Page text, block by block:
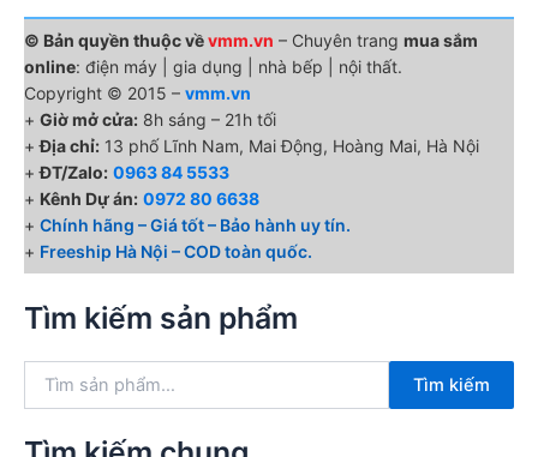
© Bản quyền thuộc vềvmm.vn – Chuyên trang mua sắm
online: điện máy | gia dụng | nhà bếp | nội thất.
Copyright © 2015 – vmm.vn
+ Giờ mở cửa: 8h sáng – 21h tối
+Địa chỉ: 13 phố Lĩnh Nam, Mai Động, Hoàng Mai, Hà Nội
+ĐT/Zalo: 0963 84 5533
+ Kênh Dự án: 0972 80 6638
+ Chính hãng – Giá tốt – Bảo hành uy tín.
+ Freeship Hà Nội – COD toàn quốc.
Tìm kiếm sản phẩm
k
Tìm kiếm